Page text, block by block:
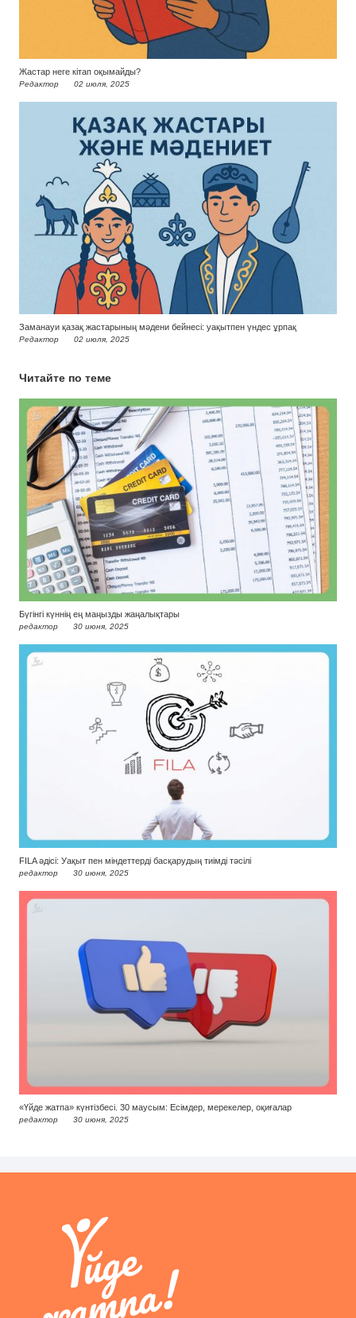
Жастар неге кітап оқымайды?
Редактор 02 июля, 2025
Заманауи қазақ жастарының мәдени бейнесі: уақытпен үндес ұрпақ
Редактор 02 июля, 2025
Читайте по теме
Бүгінгі күннің ең маңызды жаңалықтары
редактор 30 июня, 2025
FILA әдісі: Уақыт пен міндеттерді басқарудың тиімді тәсілі
редактор 30 июня, 2025
«Үйде жатпа» күнтізбесі. 30 маусым: Есімдер, мерекелер, оқиғалар
редактор 30 июня, 2025